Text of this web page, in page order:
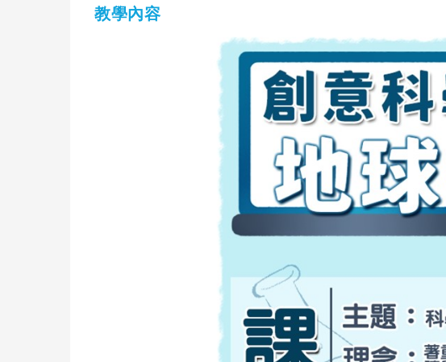
教學內容